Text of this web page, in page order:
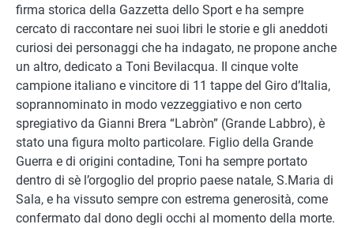
firma storica della Gazzetta dello Sport e ha sempre
cercato di raccontare nei suoi libri le storie e gli aneddoti
curiosi dei personaggi che ha indagato, ne propone anche
un altro, dedicato a Toni Bevilacqua. Il cinque volte
campione italiano e vincitore di 11 tappe del Giro d’Italia,
soprannominato in modo vezzeggiativo e non certo
spregiativo da Gianni Brera “Labròn” (Grande Labbro), è
stato una figura molto particolare. Figlio della Grande
Guerra e di origini contadine, Toni ha sempre portato
dentro di sè l’orgoglio del proprio paese natale, S.Maria di
Sala, e ha vissuto sempre con estrema generosità, come
confermato dal dono degli occhi al momento della morte.